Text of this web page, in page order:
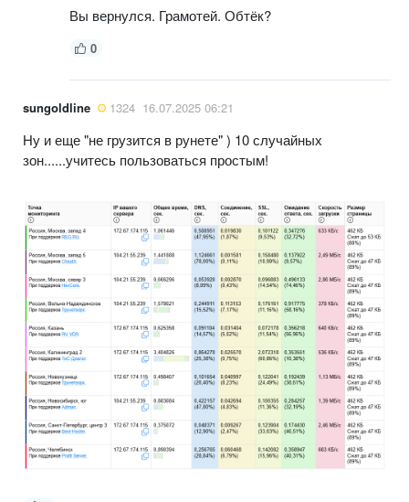
Вы вернулся. Грамотей. Обтёк?
0
sungoldline 1324 16.07.2025 06:21
Ну и еще "не грузится в рунете" ) 10 случайных
зон......учитесь пользоваться простым!